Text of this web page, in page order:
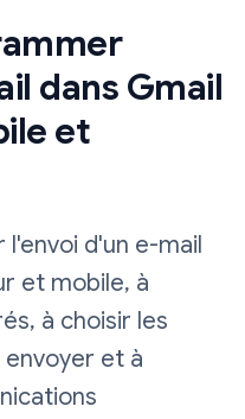
dans Gmail
et
d'un e-mail
et mobile, à
à choisir les
et à